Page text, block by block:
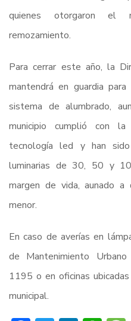
quienes otorgaron el
remozamiento.
Para cerrar este año, la
mantendrá en guardia
sistema de alumbrado,
municipio cumplió con
tecnología led y han
luminarias de 30, 50 y
margen de vida, aunado
menor.
En caso de averías en
de Mantenimiento
1195 o en oficinas
municipal.